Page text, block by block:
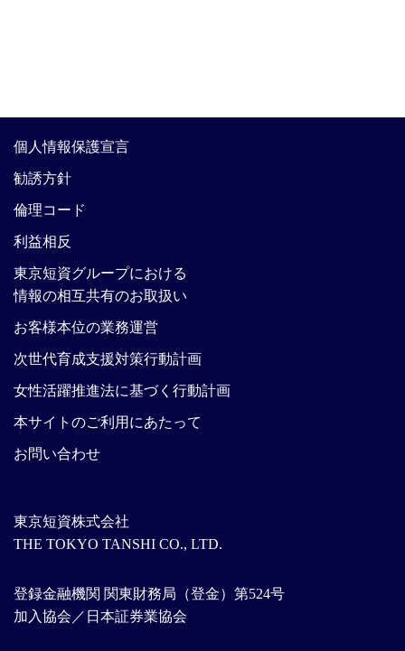
東京短資株式会社
THE TOKYO TANSHI CO., LTD.
登録金融機関 関東財務局（登金）第524号
加入協会／日本証券業協会
個人情報保護宣言
勧誘方針
倫理コード
利益相反
東京短資グループにおける
情報の相互共有のお取扱い
お客様本位の業務運営
次世代育成支援対策行動計画
女性活躍推進法に基づく行動計画
本サイトのご利用にあたって
お問い合わせ